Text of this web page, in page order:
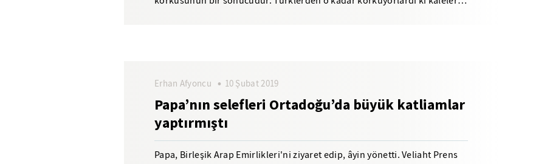
Erhan Afyoncu 10 Şubat 2019
Papa’nın selefleri Ortadoğu’da büyük katliamlar
yaptırmıştı
Papa, Birleşik Arap Emirlikleri'ni ziyaret edip, âyin yönetti. Veliaht Prens